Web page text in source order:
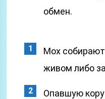
обмен.
Мох
живом либо
Опавшую